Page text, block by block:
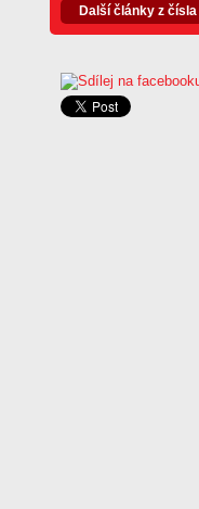
Další články z čísla